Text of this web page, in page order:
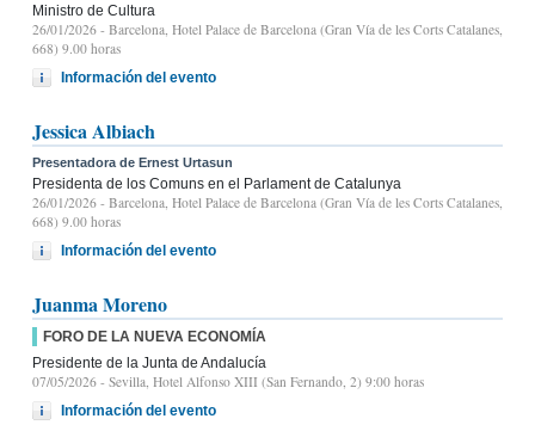
Ministro de Cultura
26/01/2026 - Barcelona, Hotel Palace de Barcelona (Gran Vía de les Corts Catalanes,
668) 9.00 horas
Información del evento
Jessica Albiach
Presentadora de Ernest Urtasun
Presidenta de los Comuns en el Parlament de Catalunya
26/01/2026 - Barcelona, Hotel Palace de Barcelona (Gran Vía de les Corts Catalanes,
668) 9.00 horas
Información del evento
Juanma Moreno
FORO DE LA NUEVA ECONOMÍA
Presidente de la Junta de Andalucía
07/05/2026 - Sevilla, Hotel Alfonso XIII (San Fernando, 2) 9:00 horas
Información del evento